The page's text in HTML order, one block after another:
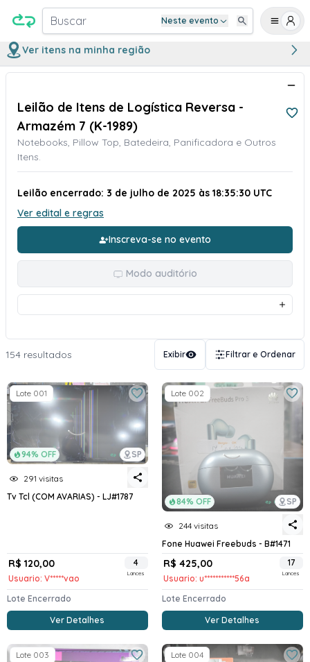
Buscar Neste evento
Ver itens na minha região
Leilão de Itens de Logística Reversa -
Armazém 7 (K-1989)
Notebooks, Pillow Top, Batedeira, Panificadora e Outros
Itens.
Leilão encerrado: 3 de julho de 2025 às 18:35:30 UTC
Ver edital e regras
Inscreva-se no evento
Modo auditório
154 resultados Exibir Filtrar e Ordenar
94% OFF SP
Lote 001
291 visitas
Tv Tcl (COM AVARIAS) - LJ#1787
R$ 120,00
Usuario: V*****vao
4
Lances
Lote Encerrado
Ver Detalhes
84% OFF SP
Lote 002
244 visitas
Fone Huawei Freebuds - B#1471
R$ 425,00
Usuario: u***********56a
17
Lances
Lote Encerrado
Ver Detalhes
Lote 003 Lote 004